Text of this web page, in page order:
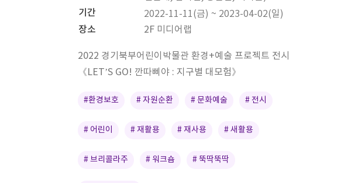
기간
2022-11-11(금) ~ 2023-04-02(일)
장소 2F 미디어랩
2022 경기북부어린이박물관 환경+예술 프로젝트 전시
《LET’S GO! 깐따삐야 : 지구별 대모험》
#환경보호 # 자원순환 # 문화예술 # 전시
# 어린이 # 재활용 # 재사용 # 새활용
# 브리콜라주 # 워크숍 # 뚝딱뚝딱